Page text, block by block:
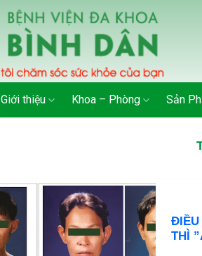
Giới thiệu Khoa – Phòng Sản
ĐIỀU
THÌ